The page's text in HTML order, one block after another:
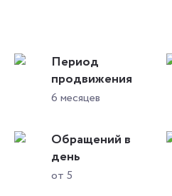
Период
продвижения
6 месяцев
Обращений в
день
от 5